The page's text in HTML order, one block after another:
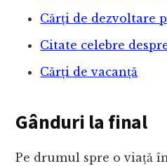
Cărți de dezvoltare
Citate celebre
Cărți de vacanță
Gânduri la final
Pe drumul spre o viață